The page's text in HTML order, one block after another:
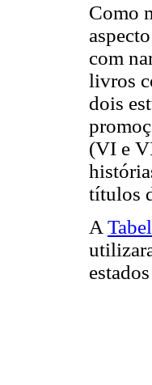
Como
com
livros
dois
(VI e
títulos
A